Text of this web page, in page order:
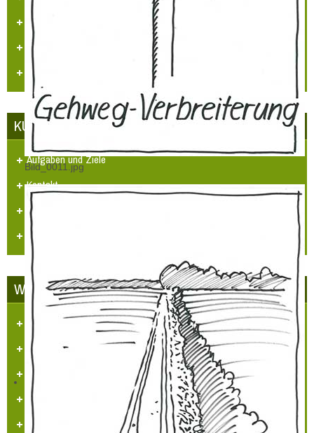
Bild_0011.jpg
Jugendarbeit
Neues Logo
Orgelbau
KUNST UND KULTUR
Aufgaben und Ziele
Kontakt
Veranstaltungen
Videos
WETTBEWERBE
Unser Dorf hat Zukunft
LBS Zukunftspreis NRW 2014
„Heimatpreis 2019 KHB e.V.“
Heimatpreis Stadt Grevenbroich
BürgerPREIS 2020 Bürgerstiftung GV